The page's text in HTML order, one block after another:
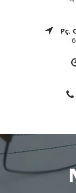
Pç.